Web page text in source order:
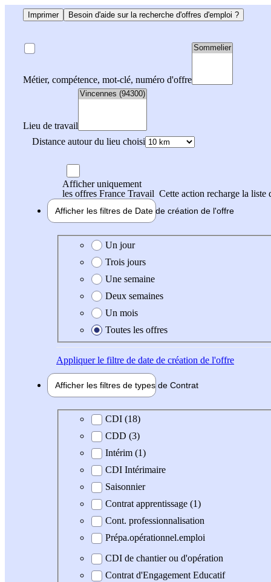
Imprimer Besoin d'aide sur la recherche d'offres d'emploi ?
Métier, compétence, mot-clé, numéro d'offre
Lieu de travail
Distance autour du lieu choisi
Afficher uniquement
les offres France Travail Cette action recharge la liste
Afficher les filtres de Date de création de l'offre
Date de création de l'offre
Un jour
Trois jours
Une semaine
Deux semaines
Un mois
Toutes les offres
Appliquerle filtre de date de création de l'offre
Afficher les filtres de types de Contrat
Type de contratCDI (18)
CDD (3)
Intérim (1)
CDI Intérimaire
Saisonnier
Contrat apprentissage (1)
Cont. professionnalisation
Prépa.opérationnel.emploi
CDI de chantier ou d'opération
Contrat d'Engagement Educatif